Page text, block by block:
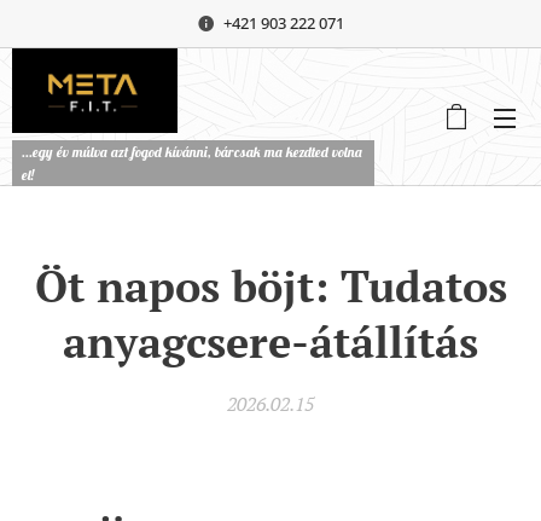
+421 903 222 071
...egy év múlva azt fogod kívánni, bárcsak ma kezdted volna
el!
Öt napos böjt: Tudatos
anyagcsere-átállítás
2026.02.15